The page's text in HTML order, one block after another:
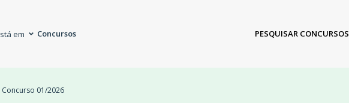
em Concursos PESQUISAR CONCURSOS
Concurso 01/2026